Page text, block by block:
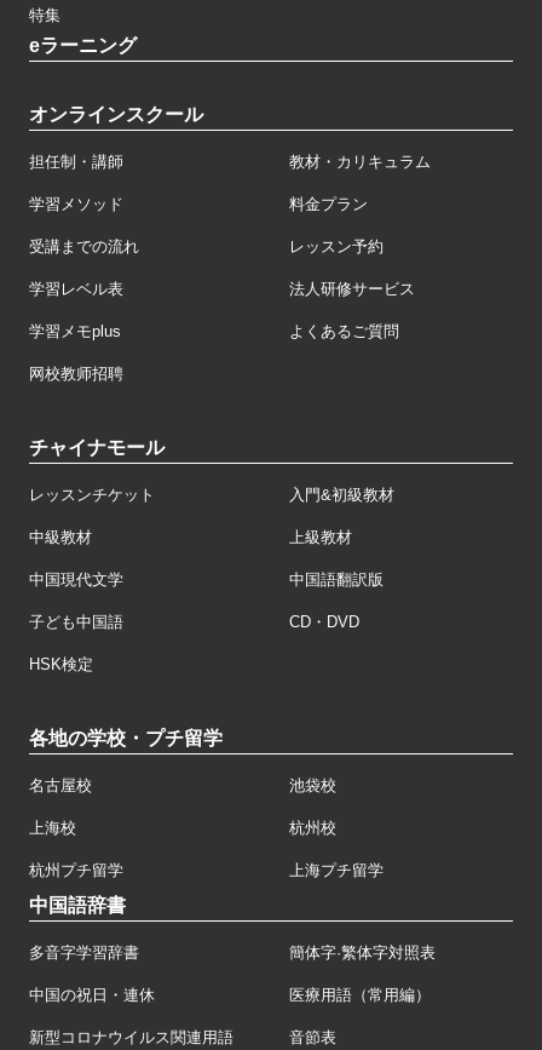
特集
eラーニング
オンラインスクール
担任制・講師 教材・カリキュラム
学習メソッド 料金プラン
受講までの流れ レッスン予約
学習レベル表 法人研修サービス
学習メモplus よくあるご質問
网校教师招聘
チャイナモール
レッスンチケット 入門&初級教材
中級教材 上級教材
中国現代文学 中国語翻訳版
子ども中国語 CD・DVD
HSK検定
各地の学校・プチ留学
名古屋校 池袋校
上海校 杭州校
杭州プチ留学 上海プチ留学
中国語辞書
多音字学習辞書 簡体字·繁体字対照表
中国の祝日・連休 医療用語（常用編）
新型コロナウイルス関連用語 音節表